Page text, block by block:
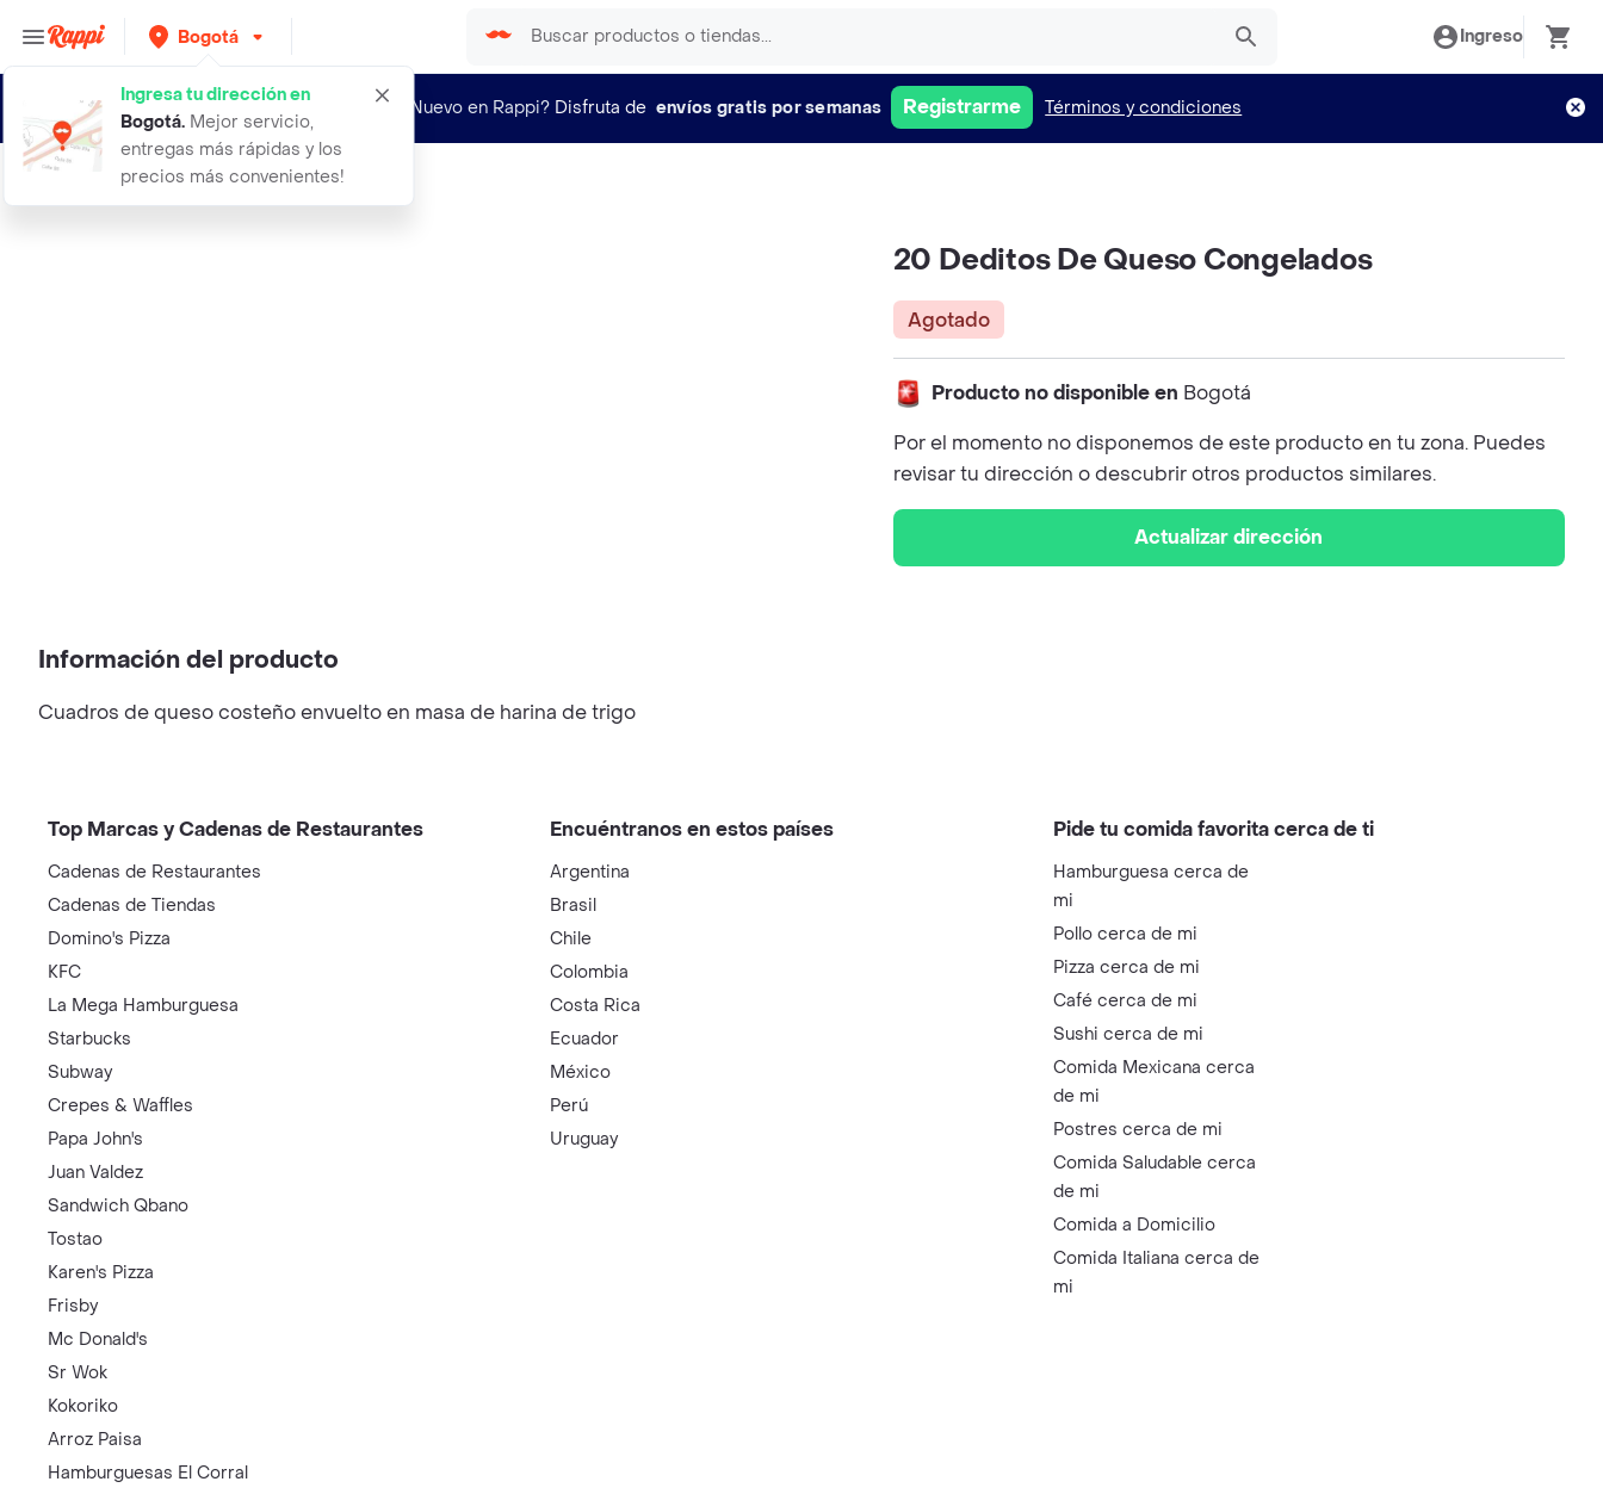
Bogotá
Ingresa tu dirección en
Bogotá. Mejor servicio,
entregas más rápidas y los
precios más convenientes!
Ingreso
¿Nuevo en Rappi? Disfruta de envíos gratis por semanas Registrarme Términos y condiciones
20 deditos de queso congelados
20 Deditos De Queso Congelados
Agotado
Producto no disponible en Bogotá
Por el momento no disponemos de este producto en tu zona. Puedes
revisar tu dirección o descubrir otros productos similares.
Actualizar dirección
Información del producto
Cuadros de queso costeño envuelto en masa de harina de trigo
Top Marcas y Cadenas de Restaurantes
Cadenas de Restaurantes
Cadenas de Tiendas
Domino's Pizza
KFC
La Mega Hamburguesa
Starbucks
Subway
Crepes & Waffles
Papa John's
Juan Valdez
Sandwich Qbano
Tostao
Karen's Pizza
Frisby
Mc Donald's
Sr Wok
Kokoriko
Arroz Paisa
Hamburguesas El Corral
Encuéntranos en estos países
Argentina
Brasil
Chile
Colombia
Costa Rica
Ecuador
México
Perú
Uruguay
Pide tu comida favorita cerca de ti
Hamburguesa cerca de
mi
Pollo cerca de mi
Pizza cerca de mi
Café cerca de mi
Sushi cerca de mi
Comida Mexicana cerca
de mi
Postres cerca de mi
Comida Saludable cerca
de mi
Comida a Domicilio
Comida Italiana cerca de
mi